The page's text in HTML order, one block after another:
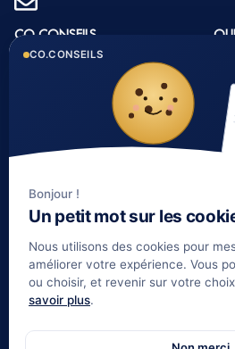
CO CONSEILS
1 rue du Golf 33 700
Tél : 05 35 54 22 54
LIENS UTILES
Informations complémentaires
Mentions légales
Gestion de patrimoine Bordeaux
CO.CONSEILS
Bonjour !
Un petit mot sur les
Nous utilisons des cookies pour
améliorer votre expérience. Vous
ou choisir, et revenir sur votre
savoir plus.